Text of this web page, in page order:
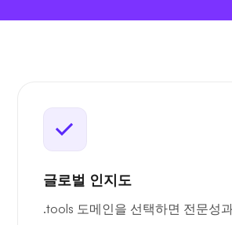
글로벌 인지도
.tools 도메인을 선택하면 전문성